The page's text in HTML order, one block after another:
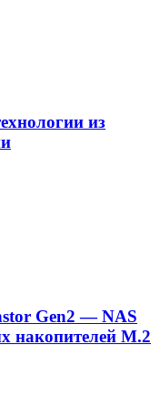
из
Gen2 — NAS
накопителей M.2